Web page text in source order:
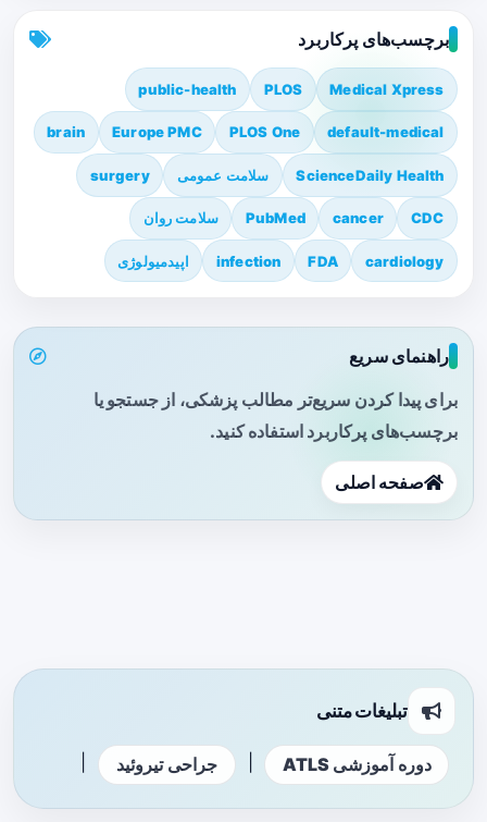
برچسب‌های پرکاربرد
Medical Xpress
PLOS
public-health
default-medical
PLOS One
Europe PMC
brain
ScienceDaily Health سلامت عمومی surgery
CDC
cancer
PubMed سلامت روان
cardiology
FDA
infection اپیدمیولوژی
راهنمای سریع
برای پیدا کردن سریع‌تر مطالب پزشکی، از جستجو یا
برچسب‌های پرکاربرد استفاده کنید.
صفحه اصلی
تبلیغات متنی
دوره آموزشی ATLS جراحی تیروئید